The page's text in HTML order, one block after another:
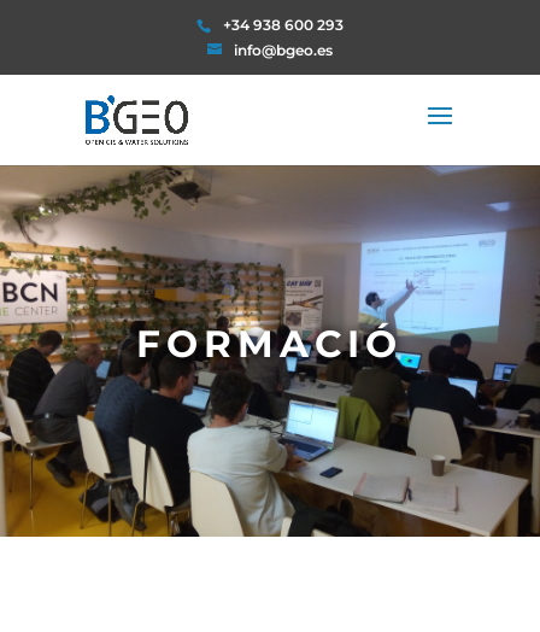
+34 938 600 293
info@bgeo.es
FORMACIÓ